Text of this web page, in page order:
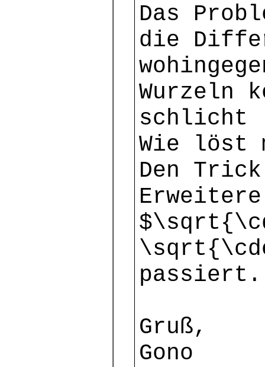
Das
die
Wurzeln
schlicht
Wie löst
Den
passiert.
Gruß,
Gono